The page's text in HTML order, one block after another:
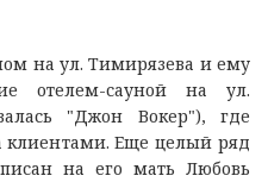
на ул. Тимирязева и ему
отелем-сауной на ул.
"Джон Вокер"), где
клиентами. Еще целый ряд
на его мать Любовь